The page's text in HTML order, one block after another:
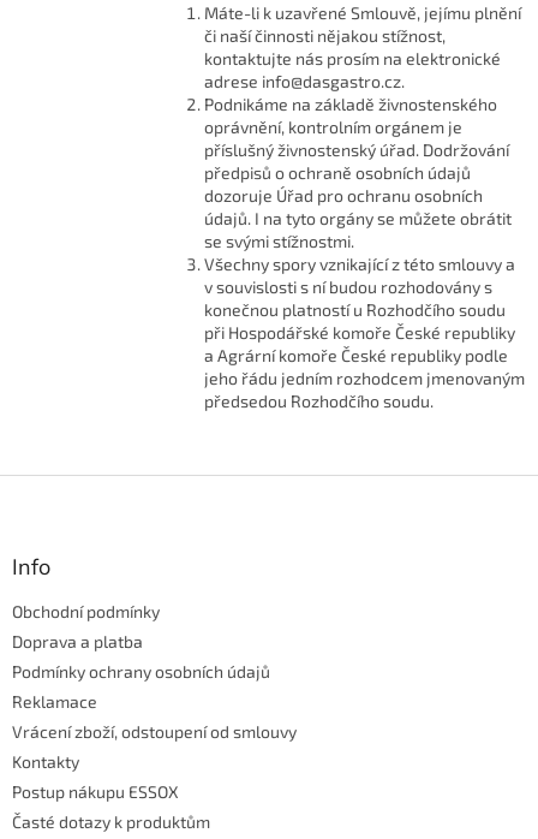
Máte-li k uzavřené Smlouvě, jejímu plnění
či naší činnosti nějakou stížnost,
kontaktujte nás prosím na elektronické
adrese info@dasgastro.cz.
Podnikáme na základě živnostenského
oprávnění, kontrolním orgánem je
příslušný živnostenský úřad. Dodržování
předpisů o ochraně osobních údajů
dozoruje Úřad pro ochranu osobních
údajů. I na tyto orgány se můžete obrátit
se svými stížnostmi.
Všechny spory vznikající z této smlouvy a
v souvislosti s ní budou rozhodovány s
konečnou platností u Rozhodčího soudu
při Hospodářské komoře České republiky
a Agrární komoře České republiky podle
jeho řádu jedním rozhodcem jmenovaným
předsedou Rozhodčího soudu.
Z
Info
Obchodní podmínky
Doprava a platba
Podmínky ochrany osobních údajů
Reklamace
Vrácení zboží, odstoupení od smlouvy
Kontakty
Postup nákupu ESSOX
Časté dotazy k produktům